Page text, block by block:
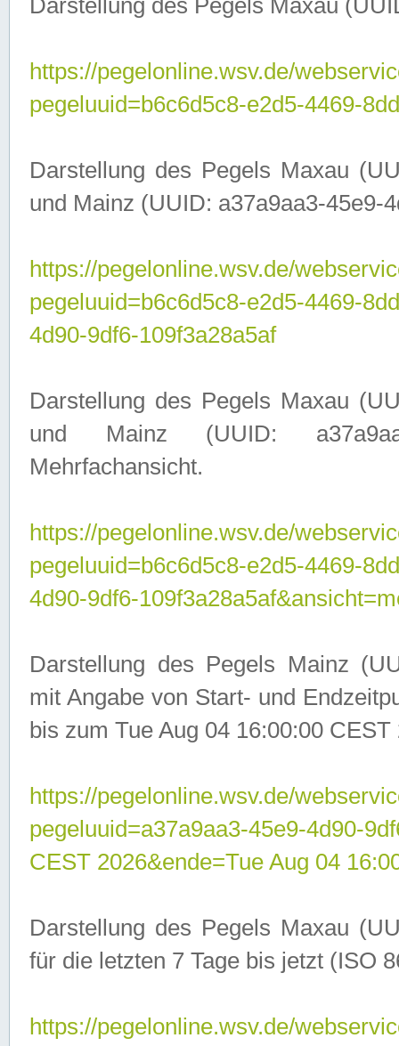
Darstellung des Pegels Maxau
https://pegelonline.wsv.de/
pegeluuid=b6c6d5c8-e2d5-4469-
Darstellung des Pegels Maxau
und Mainz (UUID: a37a9aa3-45e9-
https://pegelonline.wsv.de/
pegeluuid=b6c6d5c8-e2d5-4469-
4d90-9df6-109f3a28a5af
Darstellung des Pegels Maxau
und Mainz (UUID:
Mehrfachansicht.
https://pegelonline.wsv.de/
pegeluuid=b6c6d5c8-e2d5-4469-
4d90-9df6-
Darstellung des Pegels Mainz
mit Angabe von Start- und
bis zum Tue Aug 04 16:00:00 CEST
https://pegelonline.wsv.de/
pegeluuid=a37a9aa3-45e9-4d90-
CEST 2026&ende=Tue Aug 04
Darstellung des Pegels Maxau
für die letzten 7 Tage bis jetzt (ISO
https://pegelonline.wsv.de/